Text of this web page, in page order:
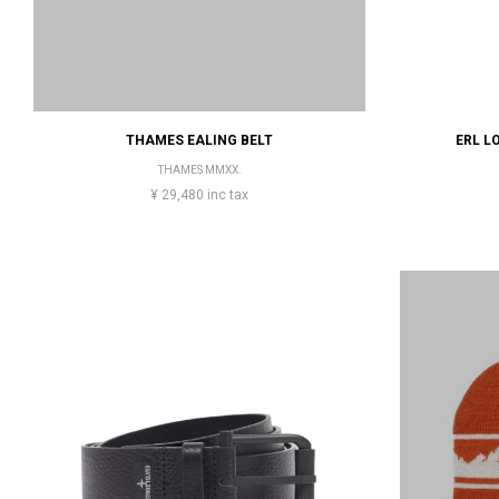
THAMES EALING BELT
THAMES MMXX.
¥ 29,480 inc tax
ERL